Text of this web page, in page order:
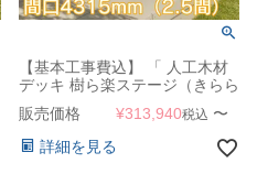
【基本工事費込】 「 人工木材
デッキ 樹ら楽ステージ（きらら
ステージ） デッキ本体 間口
4315mm（2.5間） 」 【滋賀・
京都・大阪のみ対応可能】
販売価格 ¥313,940税込 〜
詳細を見る